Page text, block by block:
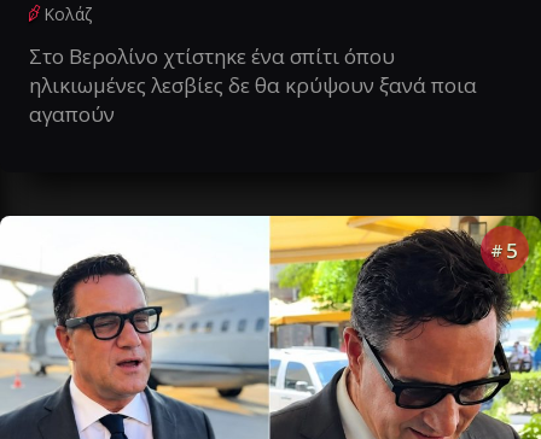
Κολάζ
Στο Βερολίνο χτίστηκε ένα σπίτι όπου
ηλικιωμένες λεσβίες δε θα κρύψουν ξανά ποια
αγαπούν
# 5